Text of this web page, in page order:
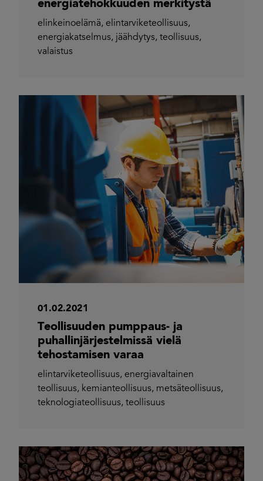
energiatehokkuuden merkitystä
elinkeinoelämä, elintarviketeollisuus,
energiakatselmus, jäähdytys, teollisuus,
valaistus
01.02.2021
Teollisuuden pumppaus- ja
puhallinjärjestelmissä vielä
tehostamisen varaa
elintarviketeollisuus, energiavaltainen
teollisuus, kemianteollisuus, metsäteollisuus,
teknologiateollisuus, teollisuus